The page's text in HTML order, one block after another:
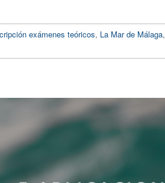
exámenes teóricos, La Mar de Málaga,